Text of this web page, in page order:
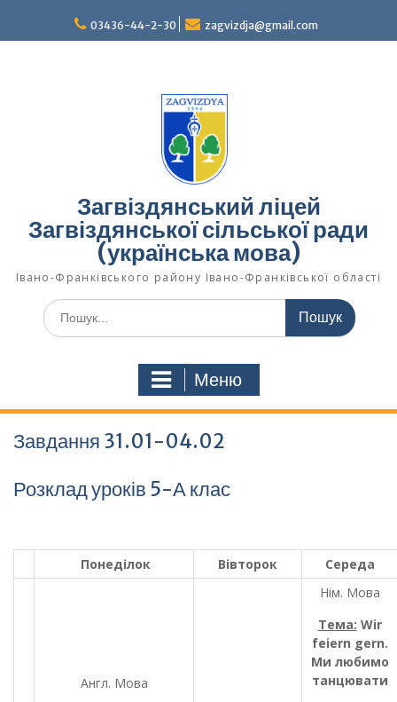
вмісту
03436-44-2-30 zagvizdja@gmail.com
Загвіздянський ліцей
Загвіздянської сільської ради
(українська мова)
Івано-Франківського району Івано-Франківської області
Шукати:
Меню
Завдання 31.01-04.02
Розклад уроків 5-А клас
Понеділок Вівторок Середа
Англ. Мова
Нім. Мова
Тема: Wir
feiern gern.
Ми любимо
танцювати